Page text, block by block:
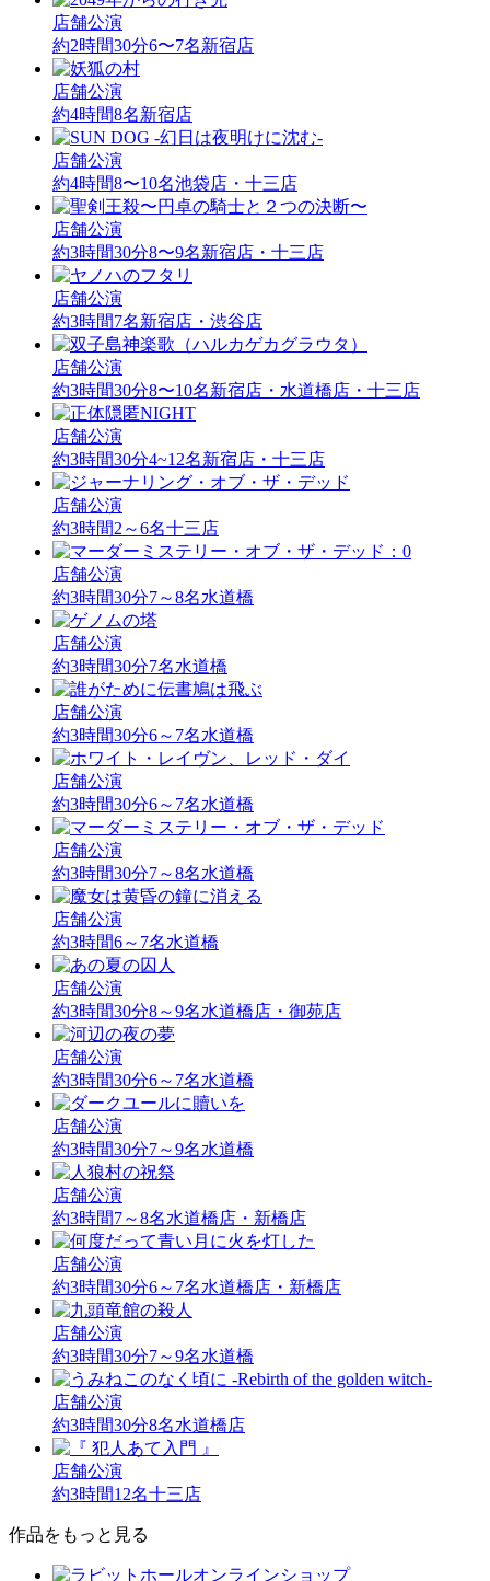
店舗公演
約2時間30分6〜7名新宿店
店舗公演
約4時間8名新宿店
店舗公演
約4時間8〜10名池袋店・十三店
店舗公演
約3時間30分8〜9名新宿店・十三店
店舗公演
約3時間7名新宿店・渋谷店
店舗公演
約3時間30分8〜10名新宿店・水道橋店・十三店
店舗公演
約3時間30分4~12名新宿店・十三店
店舗公演
約3時間2～6名十三店
店舗公演
約3時間30分7～8名水道橋
店舗公演
約3時間30分7名水道橋
店舗公演
約3時間30分6～7名水道橋
店舗公演
約3時間30分6～7名水道橋
店舗公演
約3時間30分7～8名水道橋
店舗公演
約3時間6～7名水道橋
店舗公演
約3時間30分8～9名水道橋店・御苑店
店舗公演
約3時間30分6～7名水道橋
店舗公演
約3時間30分7～9名水道橋
店舗公演
約3時間7～8名水道橋店・新橋店
店舗公演
約3時間30分6～7名水道橋店・新橋店
店舗公演
約3時間30分7～9名水道橋
店舗公演
約3時間30分8名水道橋店
店舗公演
約3時間12名十三店
作品をもっと見る